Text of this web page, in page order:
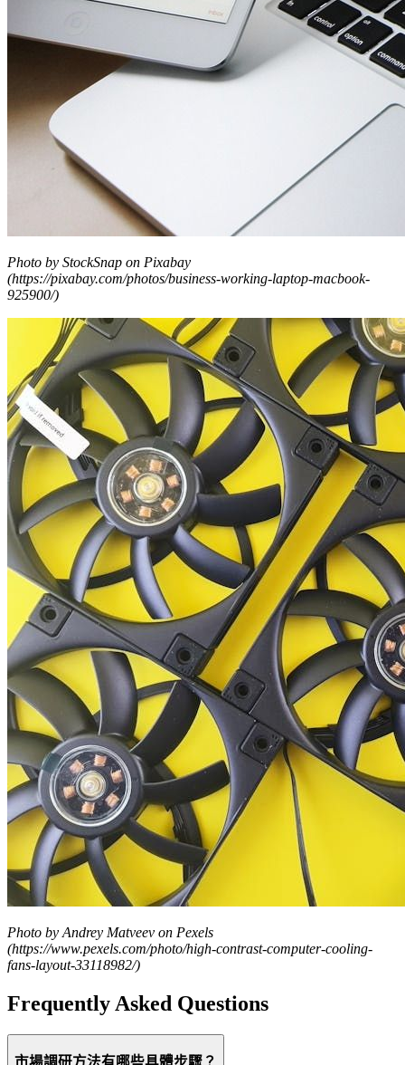
Photo by StockSnap on Pixabay
(https://pixabay.com/photos/business-working-laptop-macbook-
925900/)
Photo by Andrey Matveev on Pexels
(https://www.pexels.com/photo/high-contrast-computer-cooling-
fans-layout-33118982/)
Frequently Asked Questions